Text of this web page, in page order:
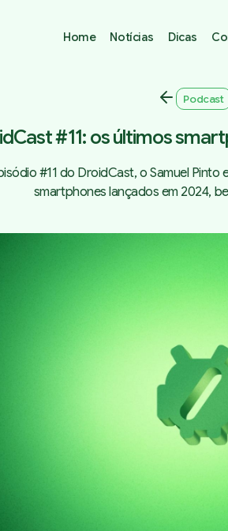
Home Notícias Dicas
Podcast
#11: os últimos
#11 do DroidCast, o Samuel
smartphones lançados em 2024,